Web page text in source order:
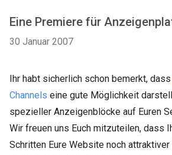
Eine Premiere für
30 Januar 2007
Ihr habt sicherlich schon bemerkt, dass
Channels eine gute Möglichkeit
spezieller Anzeigenblöcke auf Euren
Wir freuen uns Euch mitzuteilen, dass
Schritten Eure Website noch